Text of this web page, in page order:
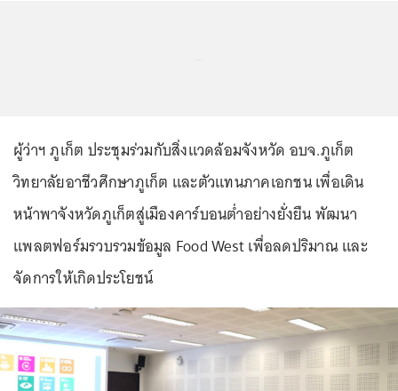
ผู้ว่าฯ ภูเก็ต ประชุมร่วมกับสิ่งแวดล้อมจังหวัด อบจ.ภูเก็ต
วิทยาลัยอาชีวศึกษาภูเก็ต และตัวแทนภาคเอกชน เพื่อเดิน
หน้าพาจังหวัดภูเก็ตสู่เมืองคาร์บอนต่ำอย่างยั่งยืน พัฒนา
แพลตฟอร์มรวบรวมข้อมูล Food West เพื่อลดปริมาณ และ
จัดการให้เกิดประโยชน์